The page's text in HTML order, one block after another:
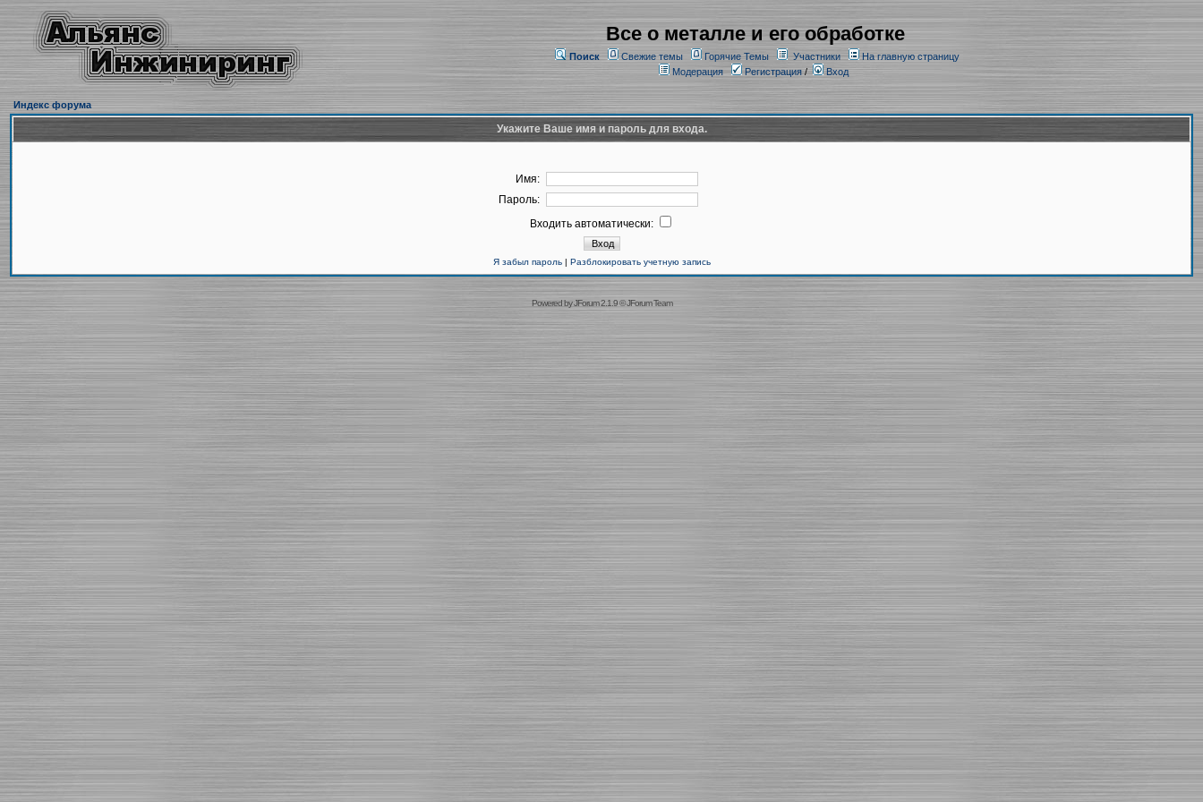
Все о металле и его обработке
Поиск Свежие темы Горячие Темы Участники
На главную страницу
Модерация
Регистрация/ Вход
Индекс форума
Укажите Ваше имя и пароль для входа.
Имя:
Пароль:
Входить автоматически:
Я забыл пароль| Разблокировать учетную запись
Powered byJForum 2.1.9©JForum Team